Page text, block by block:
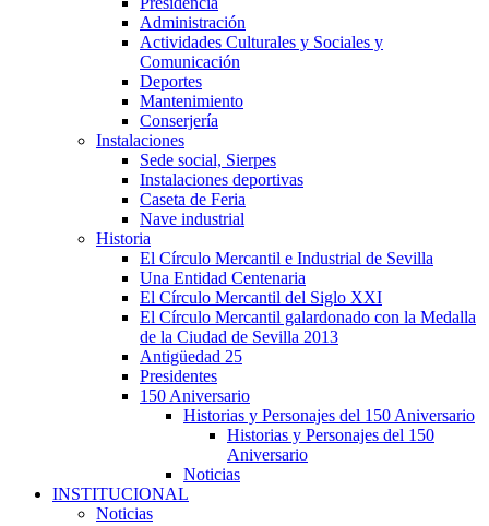
Administración
Actividades Culturales y Sociales y
Comunicación
Deportes
Mantenimiento
Conserjería
Instalaciones
Sede social, Sierpes
Instalaciones deportivas
Caseta de Feria
Nave industrial
Historia
El Círculo Mercantil e Industrial de Sevilla
Una Entidad Centenaria
El Círculo Mercantil del Siglo XXI
El Círculo Mercantil galardonado con la Medalla
de la Ciudad de Sevilla 2013
Antigüedad 25
Presidentes
150 Aniversario
Historias y Personajes del 150 Aniversario
Historias y Personajes del 150
Aniversario
Noticias
INSTITUCIONAL
Noticias